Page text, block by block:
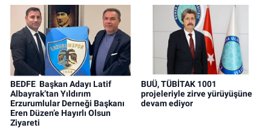
BEDFE Başkan Adayı Latif
Albayrak’tan Yıldırım
Erzurumlular Derneği Başkanı
Eren Düzen’e Hayırlı Olsun
Ziyareti
BUÜ, TÜBİTAK 1001
projeleriyle zirve yürüyüşüne
devam ediyor